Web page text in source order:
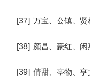
[37] 万宝、公镇、
[38] 颜昌、豪红、闲
[39] 倩甜、亭物、